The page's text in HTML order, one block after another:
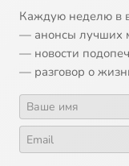
Каждую неделю в
— анонсы лучших
— новости
— разговор о